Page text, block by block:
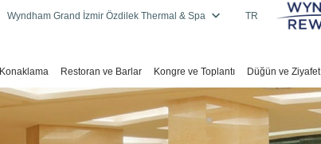
Wyndham Grand İzmir Özdilek Thermal & Spa TR
Konaklama Restoran ve Barlar Kongre ve Toplantı Düğün ve Ziyafet